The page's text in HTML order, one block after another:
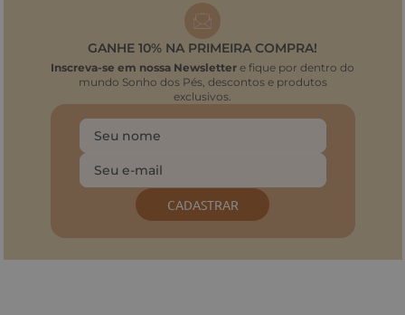
GANHE 10% NA PRIMEIRA COMPRA!
Inscreva-se em nossa Newsletter e fique por dentro do
mundo Sonho dos Pés, descontos e produtos
exclusivos.
CADASTRAR